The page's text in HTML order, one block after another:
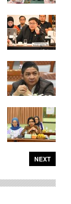
NEXT